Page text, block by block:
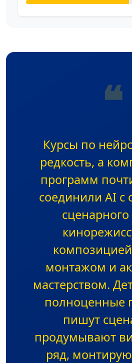
❝
Курсы по
редкость, а
программ
соединили AI с
монтажом и
мастерством.
полноценные
пишут
продумывают
ряд,